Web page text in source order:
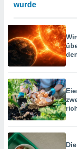
wurde